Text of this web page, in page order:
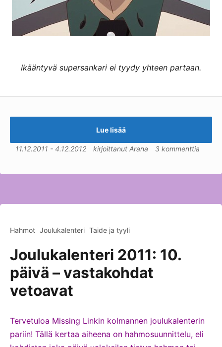
Ikääntyvä supersankari ei tyydy yhteen partaan.
Lue lisää
11.12.2011 - 4.12.2012 kirjoittanut Arana 3 kommenttia
Hahmot Joulukalenteri Taide ja tyyli
Joulukalenteri 2011: 10.
päivä – vastakohdat
vetoavat
Tervetuloa Missing Linkin kolmannen joulukalenterin
pariin! Tällä kertaa aiheena on hahmosuunnittelu, eli